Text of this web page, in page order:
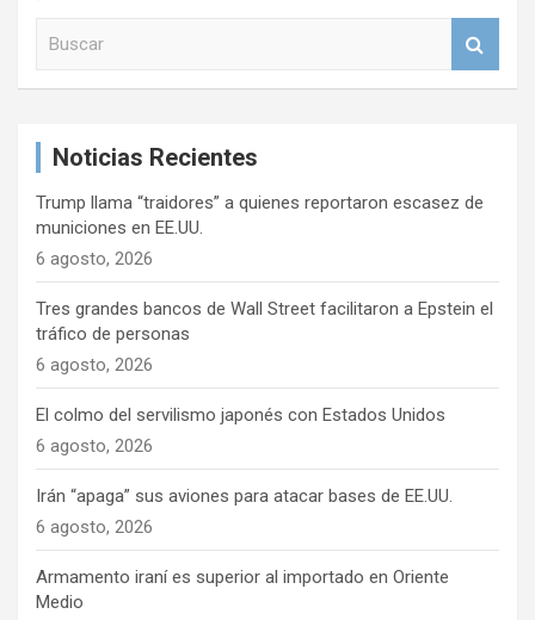
Noticias Recientes
Trump llama “traidores” a quienes reportaron escasez de
municiones en EE.UU.
6 agosto, 2026
Tres grandes bancos de Wall Street facilitaron a Epstein el
tráfico de personas
6 agosto, 2026
El colmo del servilismo japonés con Estados Unidos
6 agosto, 2026
Irán “apaga” sus aviones para atacar bases de EE.UU.
6 agosto, 2026
Armamento iraní es superior al importado en Oriente
Medio